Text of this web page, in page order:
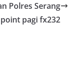
Polres Serang
pagi fx232